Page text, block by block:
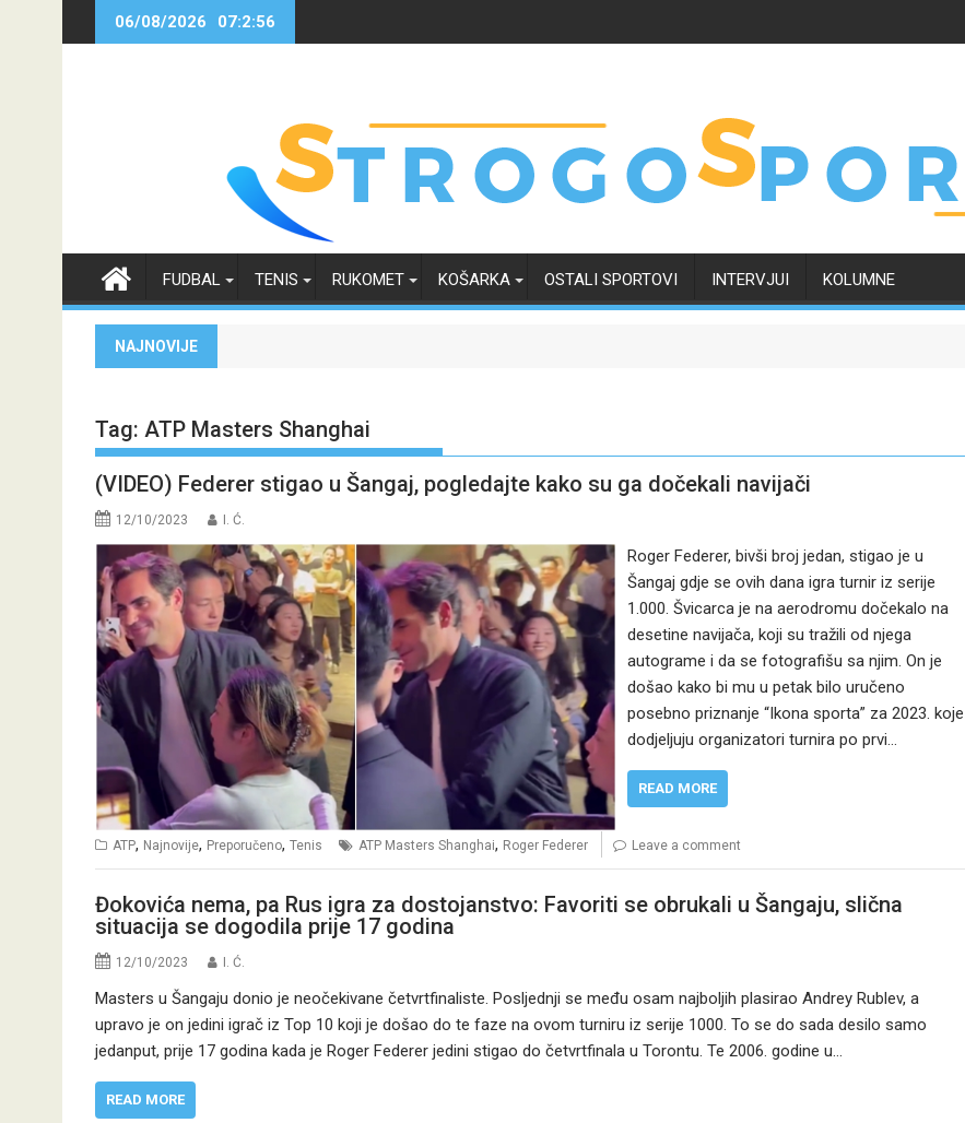
06/08/2026 07:2:56
FUDBAL TENIS RUKOMET KOŠARKA OSTALI SPORTOVI INTERVJUI KOLUMNE
NAJNOVIJE
Tag: ATP Masters Shanghai
(VIDEO) Federer stigao u Šangaj, pogledajte kako su ga dočekali navijači
12/10/2023 I. Ć.
Roger Federer, bivši broj jedan, stigao je u
Šangaj gdje se ovih dana igra turnir iz serije
1.000. Švicarca je na aerodromu dočekalo na
desetine navijača, koji su tražili od njega
autograme i da se fotografišu sa njim. On je
došao kako bi mu u petak bilo uručeno
posebno priznanje “Ikona sporta” za 2023. koje
dodjeljuju organizatori turnira po prvi…
READ MORE
ATP, Najnovije, Preporučeno, Tenis ATP Masters Shanghai, Roger Federer Leave a comment
Đokovića nema, pa Rus igra za dostojanstvo: Favoriti se obrukali u Šangaju, slična
situacija se dogodila prije 17 godina
12/10/2023 I. Ć.
Masters u Šangaju donio je neočekivane četvrtfinaliste. Posljednji se među osam najboljih plasirao Andrey Rublev, a
upravo je on jedini igrač iz Top 10 koji je došao do te faze na ovom turniru iz serije 1000. To se do sada desilo samo
jedanput, prije 17 godina kada je Roger Federer jedini stigao do četvrtfinala u Torontu. Te 2006. godine u…
READ MORE